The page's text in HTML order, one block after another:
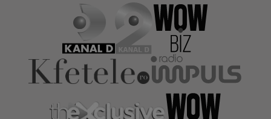
Despre stirilekanald.ro
Politica de cookies